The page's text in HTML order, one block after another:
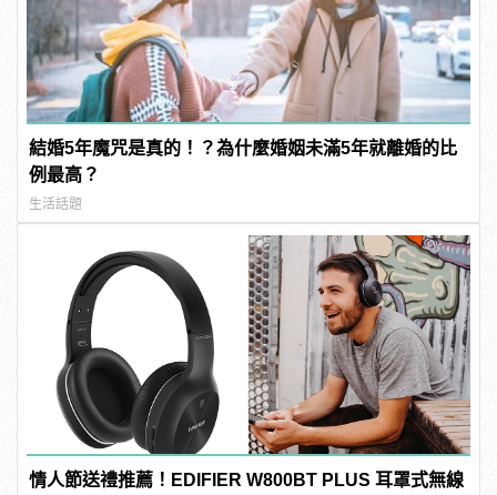
結婚5年魔咒是真的！？為什麼婚姻未滿5年就離婚的比
例最高？
生活話題
情人節送禮推薦！EDIFIER W800BT PLUS 耳罩式無線